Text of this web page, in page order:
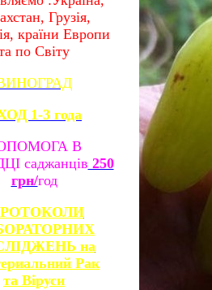
Грузія,
країни Европи
по Світу
1-3 года
В
саджанців 250
грн/год
на
Рак
та Віруси